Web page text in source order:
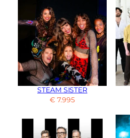
STEAM SISTER
€ 7.995